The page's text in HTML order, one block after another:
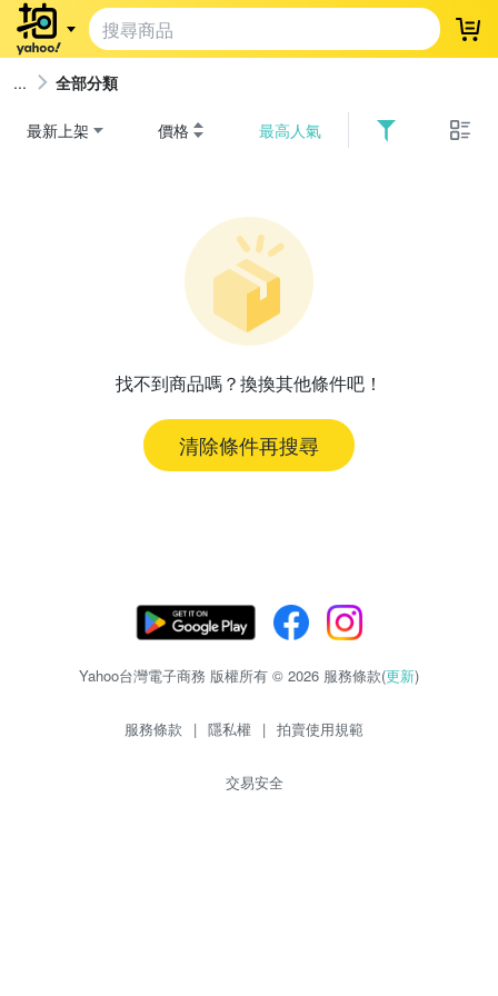
登
全部分類
最新上架 價格 最高人氣
找不到商品嗎？換換其他條件吧！
清除條件再搜尋
Yahoo台灣電子商務 版權所有 © 2026 服務條款(更新)
服務條款 | 隱私權 | 拍賣使用規範
交易安全